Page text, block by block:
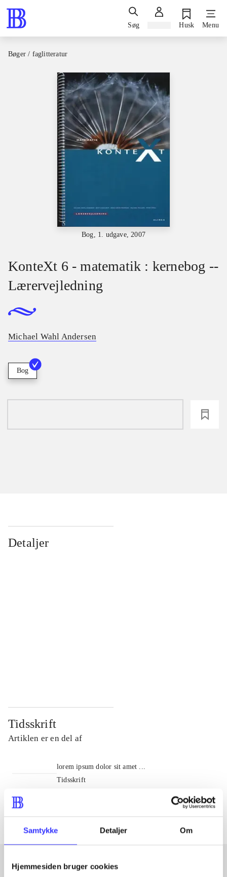
Samtykke Detaljer Om
Hjemmesiden bruger cookies
Søg Husk Menu
Bøger / faglitteratur
Bog, 1. udgave, 2007
KonteXt 6 - matematik : kernebog --
Lærervejledning
Michael Wahl Andersen
Bog
Detaljer
Tidsskrift
Artiklen er en del af
lorem ipsum dolor sit amet ...
Tidsskrift
Artiklerne i